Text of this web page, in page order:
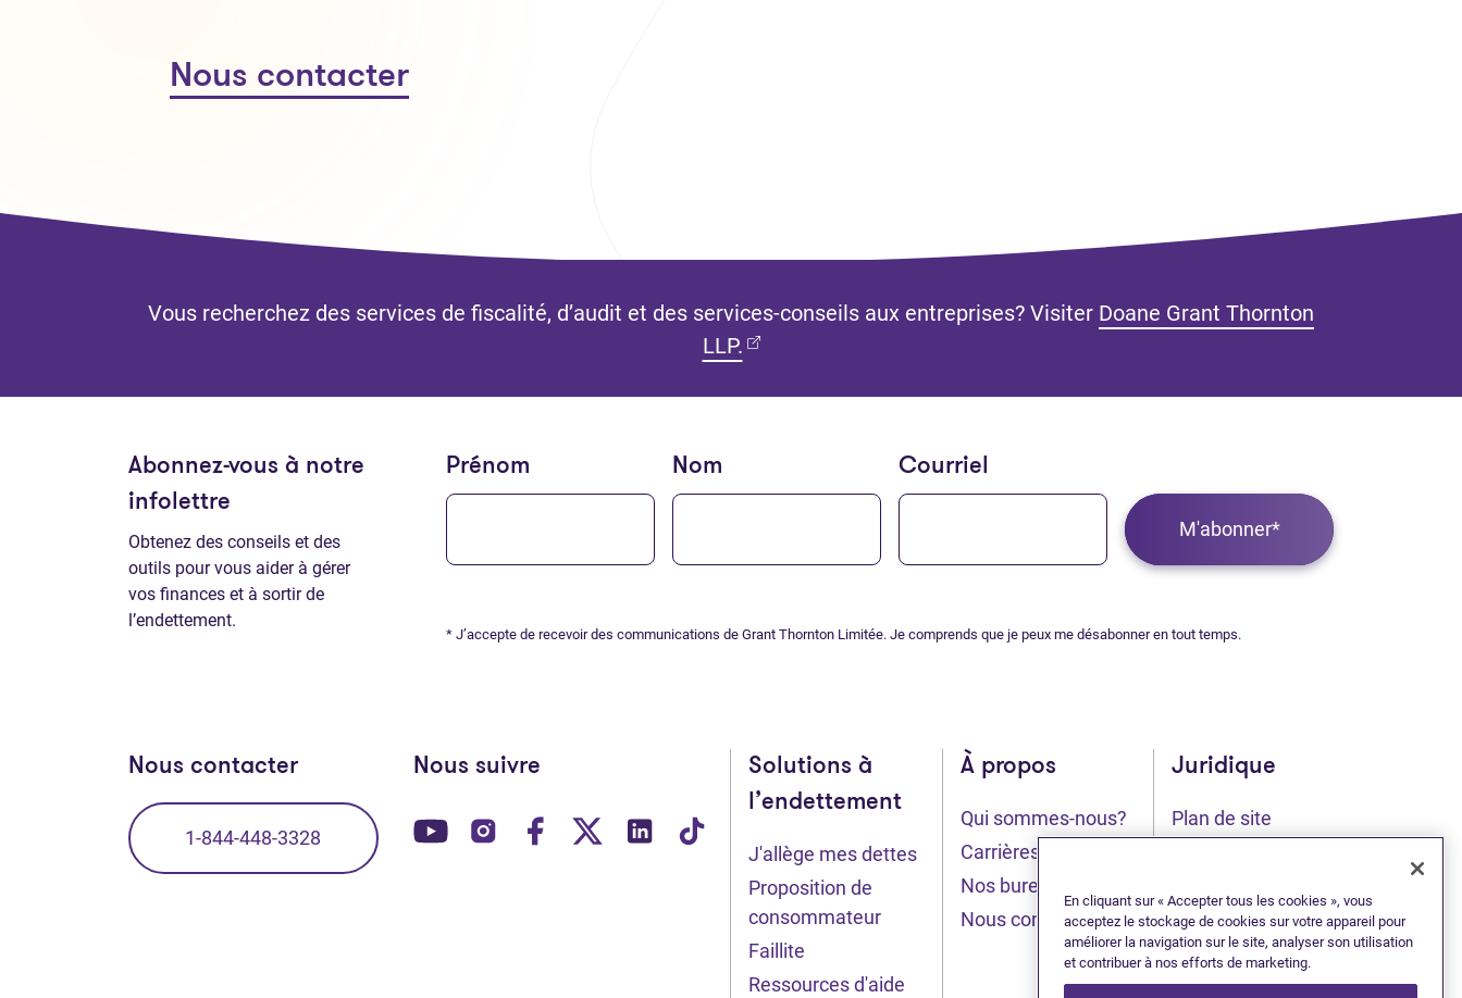
Nous contacter
Vous recherchez des services de fiscalité, d’audit et des services-conseils aux entreprises? Visiter Doane Grant Thornton
LLP.(Ouvre dans un nouvel onglet)
Abonnez-vous à notre
infolettre
Obtenez des conseils et des
outils pour vous aider à gérer
vos finances et à sortir de
l’endettement.
Prénom Nom Courriel
M'abonner*
* J’accepte de recevoir des communications de Grant Thornton Limitée. Je comprends que je peux me désabonner en tout temps.
Nous contacter
1-844-448-3328
Nous suivre
(Ouvre dans un nouvel onglet)
(Ouvre dans un nouvel onglet)
(Ouvre dans un nouvel onglet)
(Ouvre dans un nouvel onglet)
(Ouvre dans un nouvel onglet)
(Ouvre dans un nouvel onglet)
Solutions à
l’endettement
J'allège mes dettes
Proposition de
consommateur
Faillite
Ressources d'aide
À propos
Qui sommes-nous?
Carrières
Nos bureaux
Nous contacter
Juridique
Plan de site
(Ouvre dans un
Conditions
d’utilisation(Ouvre dans un
(Ouvre dans un
En cliquant sur « Accepter tous les cookies », vous
acceptez le stockage de cookies sur votre appareil pour
améliorer la navigation sur le site, analyser son utilisation
et contribuer à nos efforts de marketing.